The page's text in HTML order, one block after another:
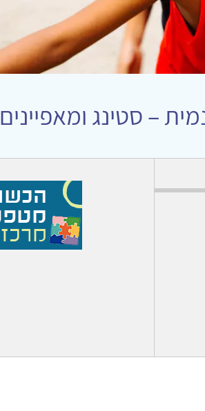
– סטינג ומאפיינים